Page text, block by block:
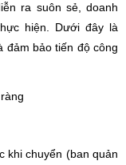
ra suôn sẻ, doanh
hiện. Dưới đây là
đảm bảo tiến độ công
khi chuyển (ban quản